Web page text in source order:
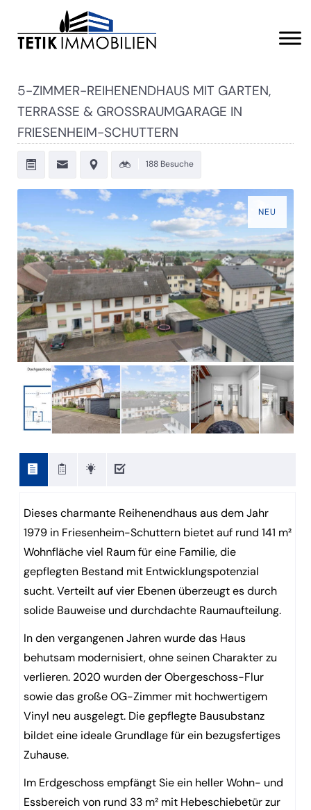
5-ZIMMER-REIHENENDHAUS MIT GARTEN,
TERRASSE & GROSSRAUMGARAGE IN F
RIESENHEIM-SCHUTTERN
188 Besuche
NEU
Dieses charmante Reihenendhaus aus dem Jahr
1979 in Friesenheim-Schuttern bietet auf rund 141 m²
Wohnfläche viel Raum für eine Familie, die
gepflegten Bestand mit Entwicklungspotenzial
sucht. Verteilt auf vier Ebenen überzeugt es durch
solide Bauweise und durchdachte Raumaufteilung.
In den vergangenen Jahren wurde das Haus
behutsam modernisiert, ohne seinen Charakter zu
verlieren. 2020 wurden der Obergeschoss-Flur
sowie das große OG-Zimmer mit hochwertigem
Vinyl neu ausgelegt. Die gepflegte Bausubstanz
bildet eine ideale Grundlage für ein bezugsfertiges
Zuhause.
Im Erdgeschoss empfängt Sie ein heller Wohn- und
Essbereich von rund 33 m² mit Hebeschiebetür zur